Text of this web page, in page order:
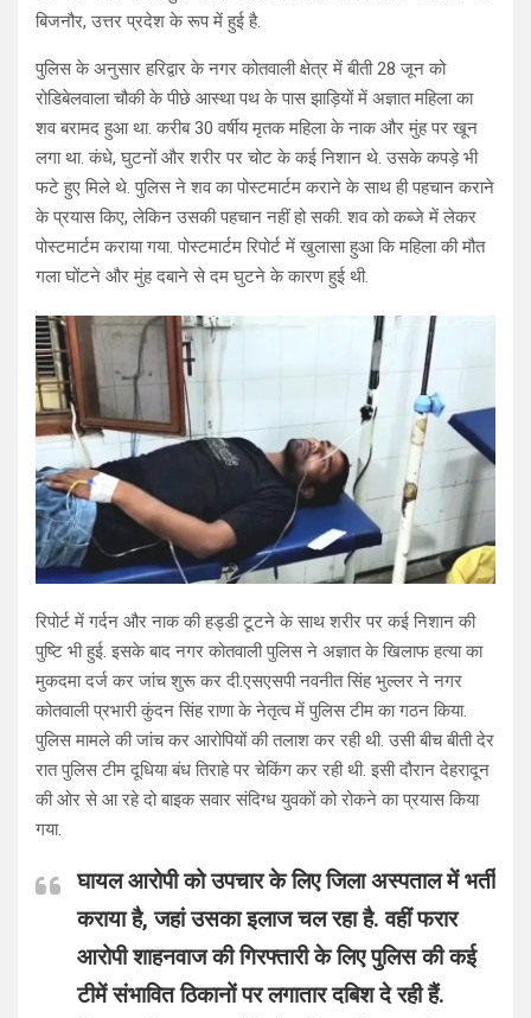
बिजनौर, उत्तर प्रदेश के रूप में हुई है.
पुलिस के अनुसार हरिद्वार के नगर कोतवाली क्षेत्र में बीती 28 जून को
रोडिबेलवाला चौकी के पीछे आस्था पथ के पास झाड़ियों में अज्ञात महिला का
शव बरामद हुआ था. करीब 30 वर्षीय मृतक महिला के नाक और मुंह पर खून
लगा था. कंधे, घुटनों और शरीर पर चोट के कई निशान थे. उसके कपड़े भी
फटे हुए मिले थे. पुलिस ने शव का पोस्टमार्टम कराने के साथ ही पहचान कराने
के प्रयास किए, लेकिन उसकी पहचान नहीं हो सकी. शव को कब्जे में लेकर
पोस्टमार्टम कराया गया. पोस्टमार्टम रिपोर्ट में खुलासा हुआ कि महिला की मौत
गला घोंटने और मुंह दबाने से दम घुटने के कारण हुई थी.
रिपोर्ट में गर्दन और नाक की हड्डी टूटने के साथ शरीर पर कई निशान की
पुष्टि भी हुई. इसके बाद नगर कोतवाली पुलिस ने अज्ञात के खिलाफ हत्या का
मुकदमा दर्ज कर जांच शुरू कर दी.एसएसपी नवनीत सिंह भुल्लर ने नगर
कोतवाली प्रभारी कुंदन सिंह राणा के नेतृत्व में पुलिस टीम का गठन किया.
पुलिस मामले की जांच कर आरोपियों की तलाश कर रही थी. उसी बीच बीती देर
रात पुलिस टीम दूधिया बंध तिराहे पर चेकिंग कर रही थी. इसी दौरान देहरादून
की ओर से आ रहे दो बाइक सवार संदिग्ध युवकों को रोकने का प्रयास किया
गया.
घायल आरोपी को उपचार के लिए जिला अस्पताल में भर्ती
कराया है, जहां उसका इलाज चल रहा है. वहीं फरार
आरोपी शाहनवाज की गिरफ्तारी के लिए पुलिस की कई
टीमें संभावित ठिकानों पर लगातार दबिश दे रही हैं.